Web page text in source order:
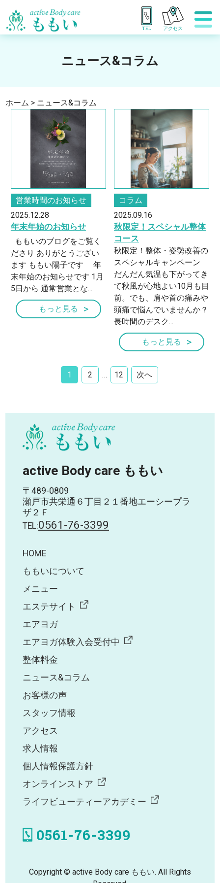
TEL アクセス
ニュース&コラム
ホーム > ニュース&コラム
営業時間のお知らせ
2025.12.28
年末年始のお知らせ
ももいのブログをご覧く
ださり ありがとうござい
ます ももい陽子です 年
末年始のお知らせです 1月
5日から 通常営業とな...
もっと見る
コラム
2025.09.16
秋限定！スペシャル整体
コース
秋限定！整体・姿勢改善の
スペシャルキャンペーン
だんだん気温も下がってき
て秋風が心地よい10月も目
前。でも、肩や首の痛みや
頭痛で悩んでいませんか？
長時間のデスク...
もっと見る
1 2 … 12 次へ
active Body care ももい
〒489-0809
瀬戸市共栄通６丁目２１番地エーシープラ
ザ２Ｆ
TEL:0561-76-3399
HOME
ももいについて
メニュー
エステサイト
エアヨガ
エアヨガ体験入会受付中
整体料金
ニュース&コラム
お客様の声
スタッフ情報
アクセス
求人情報
個人情報保護方針
オンラインストア
ライフビューティーアカデミー
0561-76-3399
Copyright © active Body care ももい. All Rights